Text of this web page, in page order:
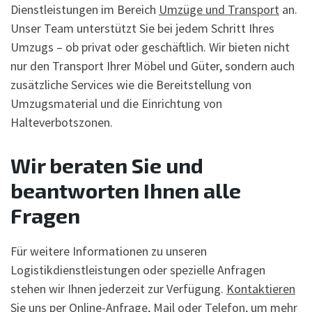
Dienstleistungen im Bereich Umzüge und Transport an.
Unser Team unterstützt Sie bei jedem Schritt Ihres
Umzugs – ob privat oder geschäftlich. Wir bieten nicht
nur den Transport Ihrer Möbel und Güter, sondern auch
zusätzliche Services wie die Bereitstellung von
Umzugsmaterial und die Einrichtung von
Halteverbotszonen.
Wir beraten Sie und
beantworten Ihnen alle
Fragen
Für weitere Informationen zu unseren
Logistikdienstleistungen oder spezielle Anfragen
stehen wir Ihnen jederzeit zur Verfügung. Kontaktieren
Sie uns per Online-Anfrage, Mail oder Telefon, um mehr